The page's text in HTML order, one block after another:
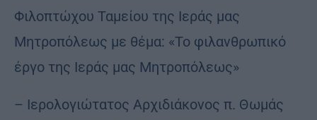
Φιλοπτώχου Ταμείου της Ιεράς μας
Μητροπόλεως με θέμα: «Το φιλανθρωπικό
έργο της Ιεράς μας Μητροπόλεως»
– Ιερολογιώτατος Αρχιδιάκονος π. Θωμάς